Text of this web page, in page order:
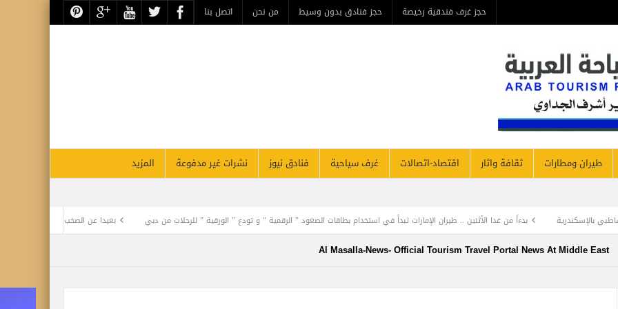
حجز غرف فندقية رخيصة حجز فنادق بدون وسيط من نحن اتصل بنا
طيران ومطارات ثقافة واثار اقتصاد-اتصالات غرف سياحية فنادق نيوز نشرات غير مدفوعة
المزيد
بدءاً من غدا الأثنين .. طيران الإمارات تبدأ في استخدام بطاقات الصعود ” الرقمية ” و تودع ” الورقية ” للرحلات من دبي
بعيدا عن الصخب الإعلامي .. فيلم كليوباترا يفجر
Al Masalla-News- Official Tourism Travel Portal News At Middle East